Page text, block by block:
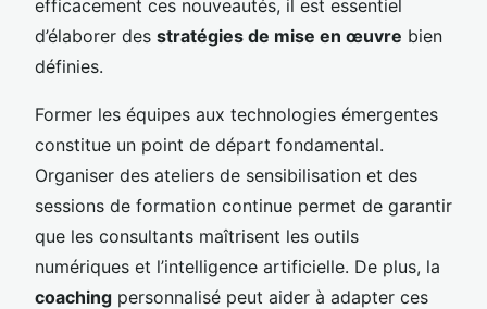
efficacement ces nouveautés, il est essentiel
d’élaborer des stratégies de mise en œuvre bien
définies.
Former les équipes aux technologies émergentes
constitue un point de départ fondamental.
Organiser des ateliers de sensibilisation et des
sessions de formation continue permet de garantir
que les consultants maîtrisent les outils
numériques et l’intelligence artificielle. De plus, la
coaching personnalisé peut aider à adapter ces